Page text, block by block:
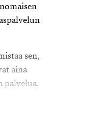
sen,
aina
palvelua.
Strand